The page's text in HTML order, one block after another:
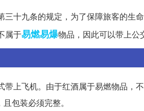
十九条的规定，为了保障旅客的生
属于易燃易爆物品，因此可以带上公
上飞机。由于红酒属于易燃物品，
包装必须完整。